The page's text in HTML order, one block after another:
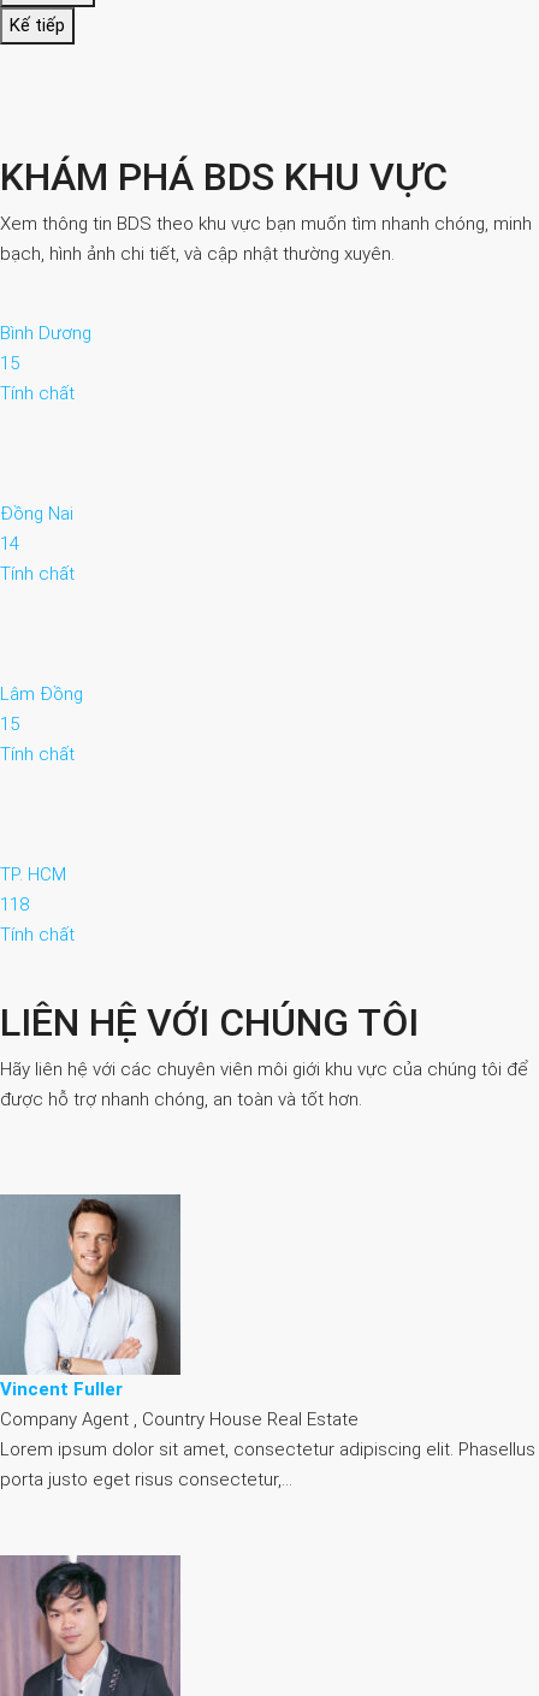
Kế tiếp
KHÁM PHÁ BDS KHU VỰC
Xem thông tin BDS theo khu vực bạn muốn tìm nhanh chóng, minh
bạch, hình ảnh chi tiết, và cập nhật thường xuyên.
Bình Dương
15
Tính chất
Đồng Nai
14
Tính chất
Lâm Đồng
15
Tính chất
TP. HCM
118
Tính chất
LIÊN HỆ VỚI CHÚNG TÔI
Hãy liên hệ với các chuyên viên môi giới khu vực của chúng tôi để
được hỗ trợ nhanh chóng, an toàn và tốt hơn.
Vincent Fuller
Company Agent , Country House Real Estate
Lorem ipsum dolor sit amet, consectetur adipiscing elit. Phasellus
porta justo eget risus consectetur,…